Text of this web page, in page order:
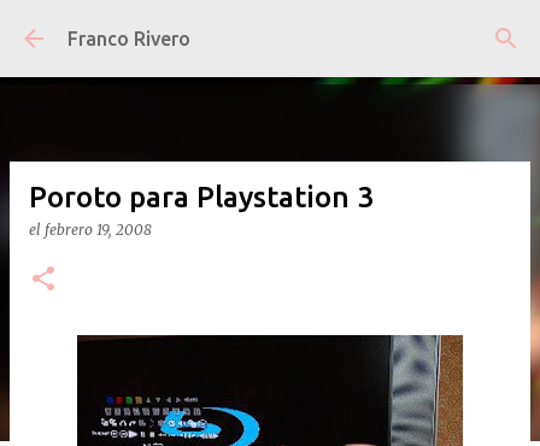
Ir al contenido principal
Franco Rivero
Poroto para Playstation 3
el febrero 19, 2008